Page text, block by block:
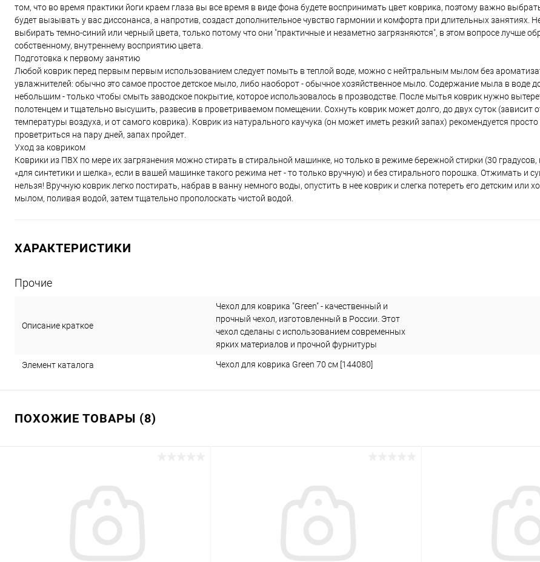
том, что во время практики йоги краем глаза вы все время в виде фона будете воспринимать цвет коврика, поэтому важно
будет вызывать у вас диссонанса, а напротив, создаст дополнительное чувство гармонии и комфорта при длительных занятиях.
выбирать темно-синий или черный цвета, только потому что они "практичные и незаметно загрязняются", в этом вопросе лучше
собственному, внутреннему восприятию цвета.
Подготовка к первому занятию
Любой коврик перед первым первым использованием следует помыть в теплой воде, можно с нейтральным мылом без
увлажнителей: обычно это самое простое детское мыло, либо наоборот - обычное хозяйственное мыло. Содержание мыла в воде
небольшим - только чтобы смыть заводское покрытие, которое использовалось в прозводстве. После мытья коврик нужно
полотенцем и тщательно высушить, развесив в проветриваемом помещении. Сохнуть коврик может долго, до двух суток (зависит
температуры воздуха, и от самого коврика). Коврик из натурального каучука (он может иметь резкий запах) рекомендуется просто
проветриться на пару дней, запах пройдет.
Уход за ковриком
Коврики из ПВХ по мере их загрязнения можно стирать в стиральной машинке, но только в режиме бережной стирки (30
«для синтетики и шелка», если в вашей машинке такого режима нет - то только вручную) и без стирального порошка. Отжимать и
нельзя! Вручную коврик легко постирать, набрав в ванну немного воды, опустить в нее коврик и слегка потереть его детским или
мылом, поливая водой, затем тщательно прополоскать чистой водой.
ХАРАКТЕРИСТИКИ
Прочие
Описание краткое
Чехол для коврика "Green" - качественный и
прочный чехол, изготовленный в России. Этот
чехол сделаны с использованием современных
ярких материалов и прочной фурнитуры
Элемент каталога Чехол для коврика Green 70 см [144080]
ПОХОЖИЕ ТОВАРЫ (8)